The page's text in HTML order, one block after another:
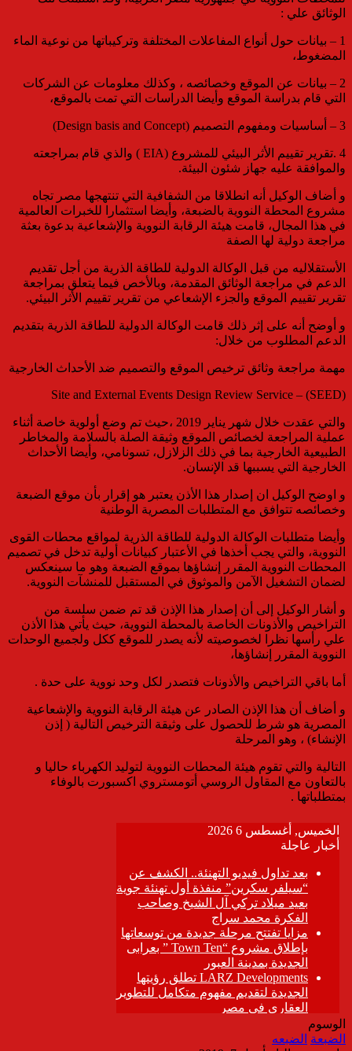
الوثائق علي :
1 – بيانات حول أنواع المفاعلات المختلفة وتركيباتها من نوعية الماء
المضغوط،
2 – بيانات عن الموقع وخصائصه ، وكذلك معلومات عن الشركات
التي قام بدراسة الموقع وأيضا الدراسات التي تمت بالموقع،
3 – أساسيات ومفهوم التصميم (Design basis and Concept)
4 .تقرير تقييم الأثر البيئي للمشروع (EIA ) والذي قام بمراجعته
والموافقة عليه جهاز شئون البيئة.
و أضاف الوكيل أنه انطلاقا من الشفافية التي تنتهجها مصر تجاه
مشروع المحطة النووية بالضبعة، وأيضا استثمارا للخبرات العالمية
في هذا المجال، قامت هيئة الرقابة النووية والإشعاعية بدعوة بعثة
مراجعة دولية لها الصفة
الأستقلاليه من قبل الوكالة الدولية للطاقة الذرية من أجل تقديم
الدعم في مراجعة الوثائق المقدمة، وبالأخص فيما يتعلق بمراجعة
تقرير تقييم الموقع والجزء الإشعاعي من تقرير تقييم الأثر البيئي.
و أوضح أنه على إثر ذلك قامت الوكالة الدولية للطاقة الذرية بتقديم
الدعم المطلوب من خلال:
مهمة مراجعة وثائق ترخيص الموقع والتصميم ضد الأحداث الخارجية
Site and External Events Design Review Service – (SEED)
والتي عقدت خلال شهر يناير 2019 ،حيث تم وضع أولوية خاصة أثناء
عملية المراجعة لخصائص الموقع وثيقة الصلة بالسلامة والمخاطر
الطبيعية الخارجية بما في ذلك الزلازل، تسونامي، وأيضا الأحداث
الخارجية التي يسببها قد الإنسان.
و اوضح الوكيل ان إصدار هذا الأذن يعتبر هو إقرار بأن موقع الضبعة
وخصائصه تتوافق مع المتطلبات المصرية الوطنية
وأيضا متطلبات الوكالة الدولية للطاقة الذرية لمواقع محطات القوى
النووية، والتي يجب أخذها في الأعتبار كبيانات أولية تدخل في تصميم
المحطات النووية المقرر إنشاؤها بموقع الضبعة وهو ما سينعكس
لضمان التشغيل الآمن والموثوق في المستقبل للمنشآت النووية.
و أشار الوكيل إلى أن إصدار هذا الإذن قد تم ضمن سلسة من
التراخيص والأذونات الخاصة بالمحطة النووية، حيث يأتي هذا الأذن
علي رأسها نظرا لخصوصيته لأنه يصدر للموقع ككل ولجميع الوحدات
النووية المقرر إنشاؤها،
أما باقي التراخيص والأذونات فتصدر لكل وحد نووية على حدة .
و أضاف أن هذا الإذن الصادر عن هيئة الرقابة النووية والإشعاعية
المصرية هو شرط للحصول على وثيقة الترخيص التالية ( إذن
الإنشاء) ، وهو المرحلة
التالية والتي تقوم هيئة المحطات النووية لتوليد الكهرباء حاليا و
بالتعاون مع المقاول الروسي أتومستروي اكسبورت بالوفاء
بمتطلباتها .
الوسوم
الضبعة الضبعه